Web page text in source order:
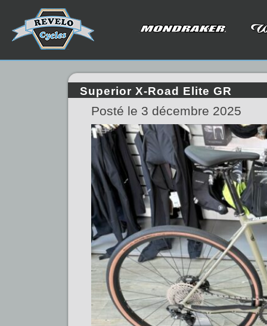
Superior X-Road Elite GR
Posté le 3 décembre 2025